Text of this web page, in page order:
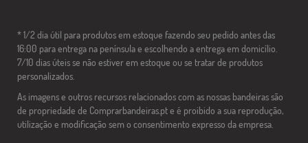
* 1/2 dia útil para produtos em estoque fazendo seu pedido antes das
16:00 para entrega na península e escolhendo a entrega em domicílio.
7/10 dias úteis se não estiver em estoque ou se tratar de produtos
personalizados.
As imagens e outros recursos relacionados com as nossas bandeiras são
de propriedade de Comprarbandeiras.pt e é proibido a sua reprodução,
utilização e modificação sem o consentimento expresso da empresa.